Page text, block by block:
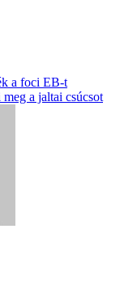
a foci EB-t
a jaltai csúcsot